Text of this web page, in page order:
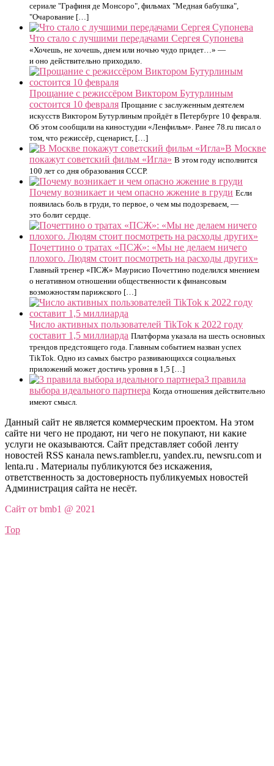
сериале "Графиня де Монсоро", фильмах "Медная бабушка",
"Очарование […]
Что стало с лучшими передачами Сергея Супонева
«Хочешь, не хочешь, днем или ночью чудо придет…» —
и оно действительно приходило.
Прощание с режиссёром Виктором Бутурлиным
состоится 10 февраля Прощание с заслуженным деятелем
искусств Виктором Бутурлиным пройдёт в Петербурге 10 февраля.
Об этом сообщили на киностудии «Ленфильм». Ранее 78.ru писал о
том, что режиссёр, сценарист, […]
В Москве
покажут советский фильм «Игла» В этом году исполнится
100 лет со дня образования СССР.
Почему возникает и чем опасно жжение в груди Если
появилась боль в груди, то первое, о чем мы подозреваем, —
это болит сердце.
Почеттино о тратах «ПСЖ»: «Мы не делаем ничего
плохого. Людям стоит посмотреть на расходы других»
Главный тренер «ПСЖ» Маурисио Почеттино поделился мнением
о негативном отношении общественности к финансовым
возможностям парижского […]
Число активных пользователей TikTok к 2022 году
составит 1,5 миллиарда Платформа указала на шесть основных
трендов предстоящего года. Главным событием назван успех
TikTok. Одно из самых быстро развивающихся социальных
приложений может достичь уровня в 1,5 […]
3 правила
выбора идеального партнера Когда отношения действительно
имеют смысл.
Данный сайт не является коммерческим проектом. На этом
сайте ни чего не продают, ни чего не покупают, ни какие
услуги не оказываются. Сайт представляет собой ленту
новостей RSS канала news.rambler.ru, yandex.ru, newsru.com и
lenta.ru . Материалы публикуются без искажения,
ответственность за достоверность публикуемых новостей
Администрация сайта не несёт.
Сайт от bmb1 @ 2021
Top